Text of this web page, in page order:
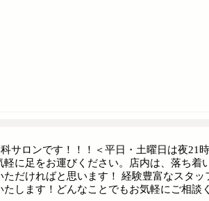
サロンです！！！＜平日・土曜日は夜21
に足をお運びください。店内は、落ち着
だければと思います！ 経験豊富なスタッ
します！どんなことでもお気軽にご相談